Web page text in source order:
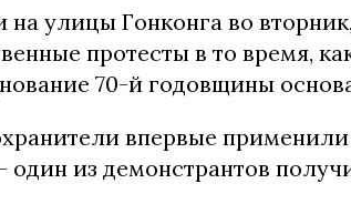
улицы Гонконга во вторник,
протесты в то время,
70-й годовщины
впервые применили
из демонстрантов